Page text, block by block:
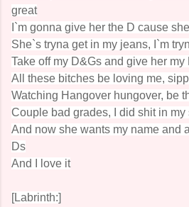
great
I`m gonna give her the D cause
She`s tryna get in my jeans, I`m
Take off my D&Gs and give her
All these bitches be loving me,
Watching Hangover hungover, be
Couple bad grades, I did shit in my
And now she wants my name and
Ds
And I love it
[Labrinth:]